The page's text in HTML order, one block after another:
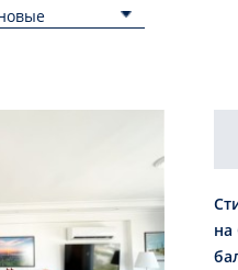
на